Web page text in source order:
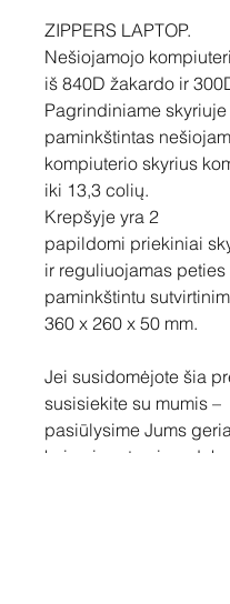
ZIPPERS LAPTOP.
Nešiojamojo
iš 840D žakardo ir
Pagrindiniame skyriuje
paminkštintas
kompiuterio skyrius
iki 13,3 colių.
Krepšyje yra 2
papildomi priekiniai
ir reguliuojamas
paminkštintu
360 x 260 x 50 mm.
Jei susidomėjote šia
susisiekite su mumis –
pasiūlysime Jums
kainą ir aptarsime